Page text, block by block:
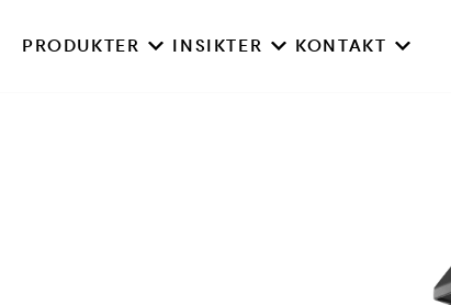
PRODUKTER INSIKTER KONTAKT